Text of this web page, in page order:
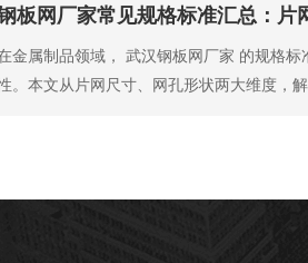
板网厂家常见规格标准汇总：片
金属制品领域， 武汉钢板网厂家 的规格
。本文从片网尺寸、网孔形状两大维度，